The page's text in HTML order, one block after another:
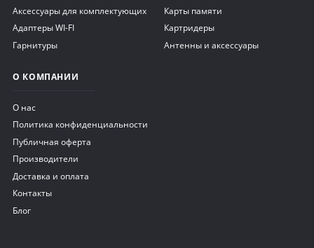
Аксессуары для комплектующих
Адаптеры WI-FI
Гарнитуры
Карты памяти
Картридеры
Антенны и аксессуары
О КОМПАНИИ
О нас
Политика конфиденциальности
Публичная оферта
Производители
Доставка и оплата
Контакты
Блог